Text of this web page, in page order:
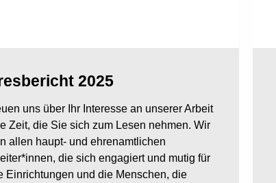
2025
uns über Ihr Interesse an unserer Arbeit
Zeit, die Sie sich zum Lesen nehmen. Wir
allen haupt- und ehrenamtlichen
die sich engagiert und mutig für
Einrichtungen und die Menschen, die